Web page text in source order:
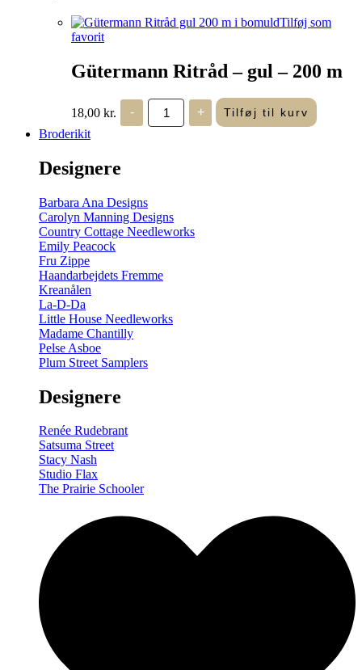
Tilføj som
favorit
Gütermann Ritråd – gul – 200 m
18,00 kr. -
Gütermann
Ritråd
-
+ Tilføj til kurv
Broderikit
Designere
Barbara Ana Designs
Carolyn Manning Designs
Country Cottage Needleworks
Emily Peacock
Fru Zippe
Haandarbejdets Fremme
Kreanålen
La-D-Da
Little House Needleworks
Madame Chantilly
Pelse Asboe
Plum Street Samplers
Designere
Renée Rudebrant
Satsuma Street
Stacy Nash
Studio Flax
The Prairie Schooler